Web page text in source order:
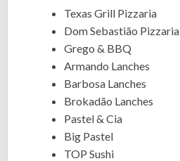
Texas Grill Pizzaria
Dom Sebastião Pizzaria
Grego & BBQ
Armando Lanches
Barbosa Lanches
Brokadão Lanches
Pastel & Cia
Big Pastel
TOP Sushi